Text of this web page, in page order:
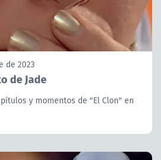
de 2023
de Jade
y momentos de "El Clon" en